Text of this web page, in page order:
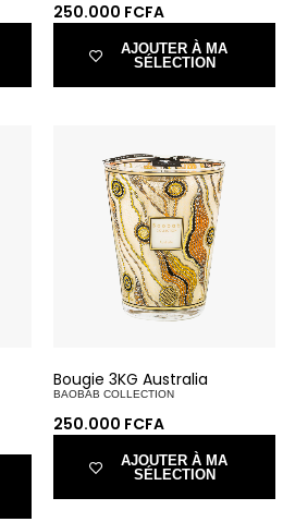
250.000 FCFA
AJOUTER À MA
SÉLECTION
Bougie 3KG Australia
BAOBAB COLLECTION
250.000 FCFA
AJOUTER À MA
SÉLECTION